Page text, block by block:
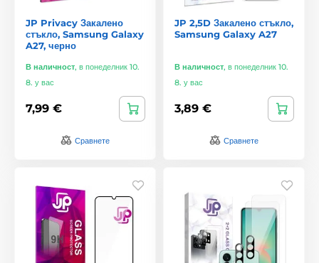
JP Privacy Закалено
стъкло, Samsung Galaxy
A27, черно
В наличност, в понеделник 10.
8. у вас
7,99 €
Сравнете
JP 2,5D Закалено стъкло,
Samsung Galaxy A27
В наличност, в понеделник 10.
8. у вас
3,89 €
Сравнете